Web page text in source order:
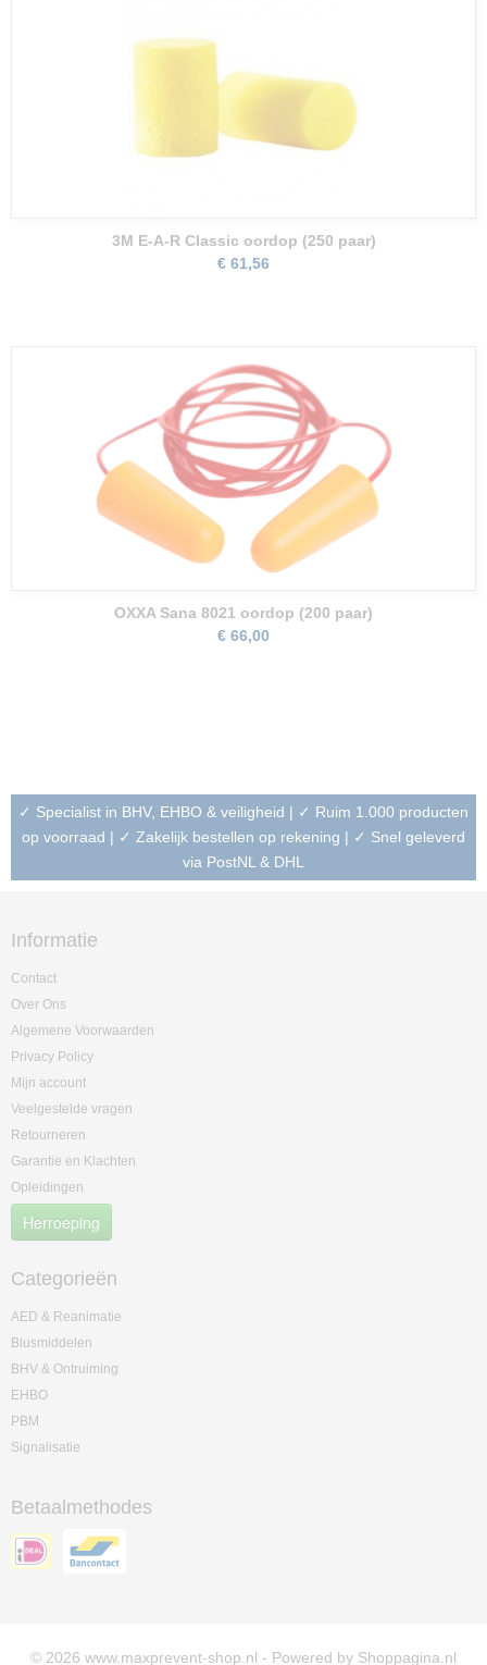
3M E-A-R Classic oordop (250 paar)
€ 61,56
OXXA Sana 8021 oordop (200 paar)
€ 66,00
✓ Specialist in BHV, EHBO & veiligheid | ✓ Ruim 1.000 producten
op voorraad | ✓ Zakelijk bestellen op rekening | ✓ Snel geleverd
via PostNL & DHL
Informatie
Contact
Over Ons
Algemene Voorwaarden
Privacy Policy
Mijn account
Veelgestelde vragen
Retourneren
Garantie en Klachten
Opleidingen
Herroeping
Categorieën
AED & Reanimatie
Blusmiddelen
BHV & Ontruiming
EHBO
PBM
Signalisatie
Betaalmethodes
© 2026 www.maxprevent-shop.nl - Powered by Shoppagina.nl